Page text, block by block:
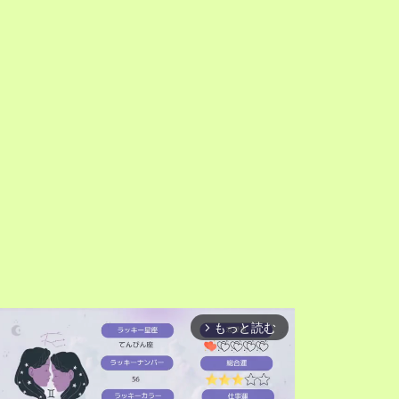
arrow_forward_ios もっと読む